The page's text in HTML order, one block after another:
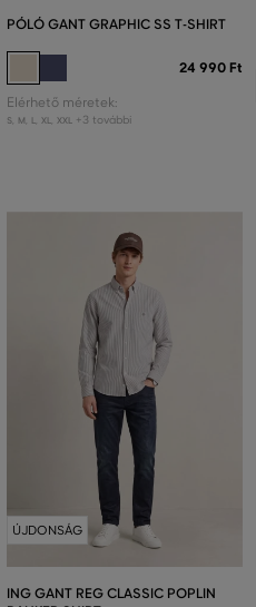
PÓLÓ GANT GRAPHIC SS T-SHIRT
24 990 Ft
Elérhető méretek:
S, M L XL XXL +3 további
ÚJDONSÁG
ING GANT REG CLASSIC POPLIN